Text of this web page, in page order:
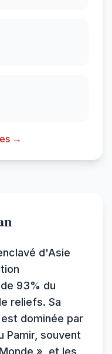
→
d'Asie
93% du
reliefs. Sa
est dominée par
Pamir, souvent
», et les